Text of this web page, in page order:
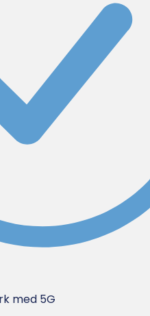
med 5G